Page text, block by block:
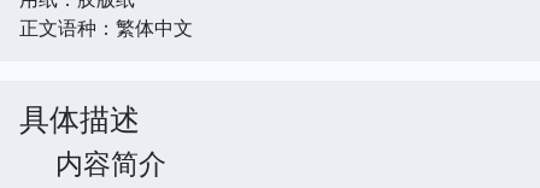
正文语种：繁体中文
具体描述
内容简介